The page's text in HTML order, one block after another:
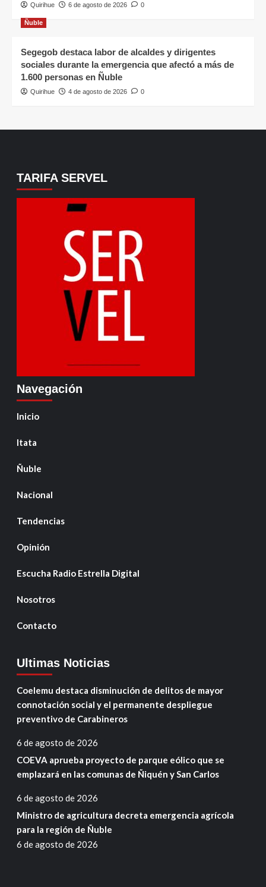
Quirihue 6 de agosto de 2026 0
Ñuble
Segegob destaca labor de alcaldes y dirigentes
sociales durante la emergencia que afectó a más de
1.600 personas en Ñuble
Quirihue 4 de agosto de 2026 0
TARIFA SERVEL
Navegación
Inicio
Itata
Ñuble
Nacional
Tendencias
Opinión
Escucha Radio Estrella Digital
Nosotros
Contacto
Ultimas Noticias
Coelemu destaca disminución de delitos de mayor
connotación social y el permanente despliegue
preventivo de Carabineros
6 de agosto de 2026
COEVA aprueba proyecto de parque eólico que se
emplazará en las comunas de Ñiquén y San Carlos
6 de agosto de 2026
Ministro de agricultura decreta emergencia agrícola
para la región de Ñuble
6 de agosto de 2026